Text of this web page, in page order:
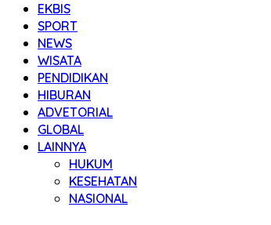
EKBIS
SPORT
NEWS
WISATA
PENDIDIKAN
HIBURAN
ADVETORIAL
GLOBAL
LAINNYA
HUKUM
KESEHATAN
NASIONAL